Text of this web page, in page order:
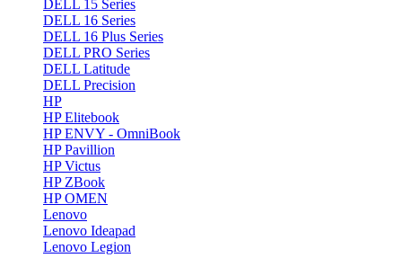
DELL 15 Series
DELL 16 Series
DELL 16 Plus Series
DELL PRO Series
DELL Latitude
DELL Precision
HP
HP Elitebook
HP ENVY - OmniBook
HP Pavillion
HP Victus
HP ZBook
HP OMEN
Lenovo
Lenovo Ideapad
Lenovo Legion